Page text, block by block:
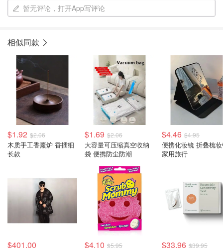
暂无评论，打开App写评论
相似同款
$1.92 $2.06
木质手工香薰炉 香插细
长款
$1.69 $2.06
大容量可压缩真空收纳
袋 便携防尘防潮
$4.46 $4.95
便携化妆镜 折叠梳
家用旅行
$401.00 $4.10 $5.95 $33.96 $39.95